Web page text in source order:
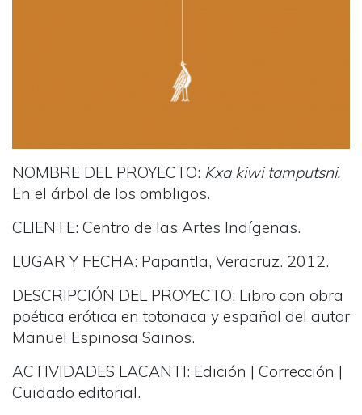
NOMBRE DEL PROYECTO: Kxa kiwi tamputsni.
En el árbol de los ombligos.
CLIENTE: Centro de las Artes Indígenas.
LUGAR Y FECHA: Papantla, Veracruz. 2012.
DESCRIPCIÓN DEL PROYECTO: Libro con obra
poética erótica en totonaca y español del autor
Manuel Espinosa Sainos.
ACTIVIDADES LACANTI: Edición | Corrección |
Cuidado editorial.